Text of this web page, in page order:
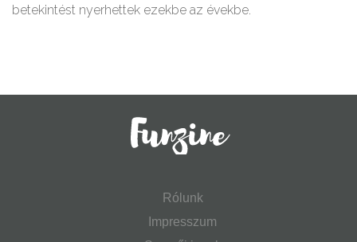
betekintést nyerhettek ezekbe az évekbe.
Rólunk
Impresszum